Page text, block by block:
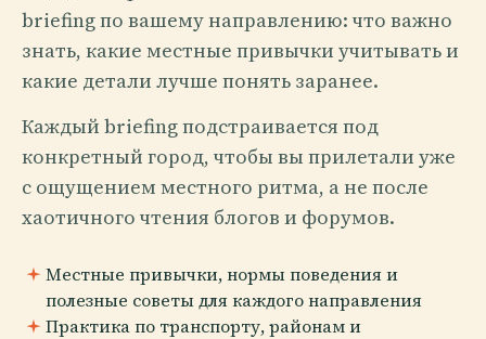
briefing по вашему направлению: что важно
знать, какие местные привычки учитывать и
какие детали лучше понять заранее.
Каждый briefing подстраивается под
конкретный город, чтобы вы прилетали уже
с ощущением местного ритма, а не после
хаотичного чтения блогов и форумов.
Местные привычки, нормы поведения и
полезные советы для каждого направления
Практика по транспорту, районам и